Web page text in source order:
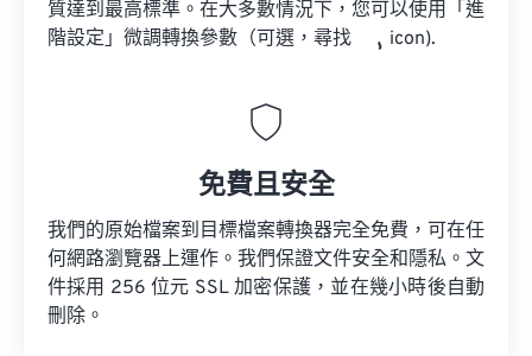
質達到最高標準。在大多數情況下，您可以使用「進
階設定」微調轉換參數（可選，尋找
icon).
免費且安全
我們的原始檔案到目標檔案轉換器完全免費，可在任
何網路瀏覽器上運作。我們保證文件安全和隱私。文
件採用 256 位元 SSL 加密保護，並在幾小時後自動
刪除。